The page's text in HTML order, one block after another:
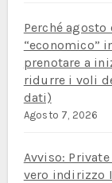
Perché
“economico”
prenotare a
ridurre i voli
dati)
Agosto 7, 2026
Avviso:
vero indirizzo